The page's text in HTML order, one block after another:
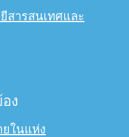
สารสนเทศและ
ง
ในแห่ง